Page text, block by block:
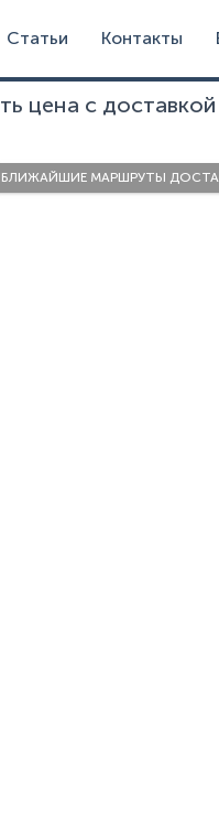
Статьи Контакты
цена с
БЛИЖАЙШИЕ МАРШРУТЫ